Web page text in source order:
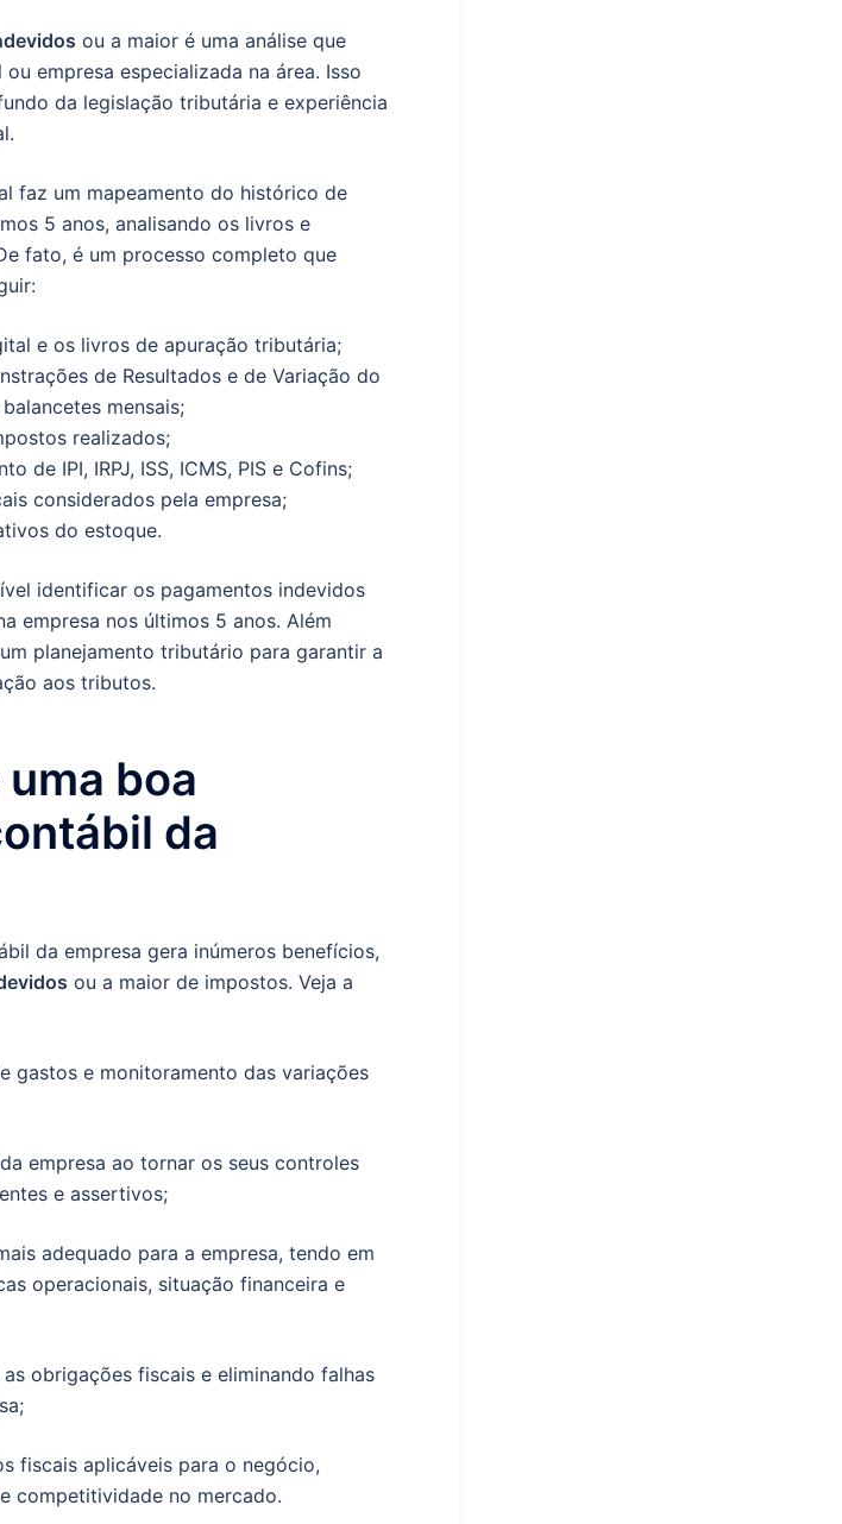
ou a maior é uma análise que
empresa especializada na área. Isso
da legislação tributária e experiência
faz um mapeamento do histórico de
5 anos, analisando os livros e
fato, é um processo completo que
e os livros de apuração tributária;
de Resultados e de Variação do
mensais;
realizados;
de IPI, IRPJ, ISS, ICMS, PIS e Cofins;
considerados pela empresa;
do estoque.
identificar os pagamentos indevidos
empresa nos últimos 5 anos. Além
planejamento tributário para garantir a
aos tributos.
boa
da
da empresa gera inúmeros benefícios,
ou a maior de impostos. Veja a
gastos e monitoramento das variações
empresa ao tornar os seus controles
e assertivos;
adequado para a empresa, tendo em
operacionais, situação financeira e
obrigações fiscais e eliminando falhas
fiscais aplicáveis para o negócio,
competitividade no mercado.